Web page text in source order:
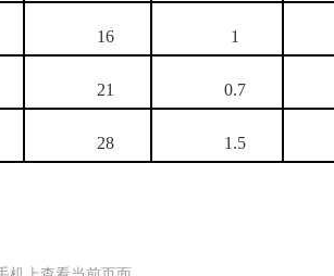
16 1
21 0.7
28 1.5